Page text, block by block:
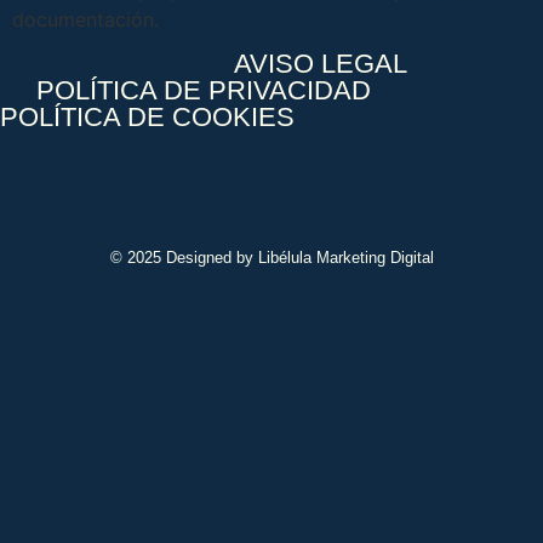
documentación.
AVISO LEGAL
POLÍTICA DE PRIVACIDAD
POLÍTICA DE COOKIES
© 2025 Designed by Libélula Marketing Digital